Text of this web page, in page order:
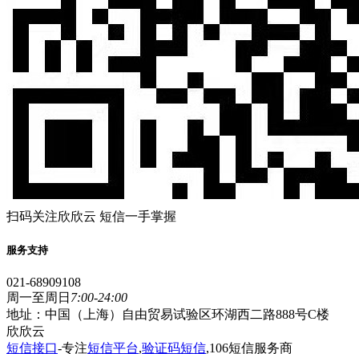
扫码关注欣欣云 短信一手掌握
服务支持
021-68909108
周一至周日 7:00-24:00
地址：中国（上海）自由贸易试验区环湖西二路888号C楼
欣欣云
短信接口-专注短信平台,验证码短信,106短信服务商